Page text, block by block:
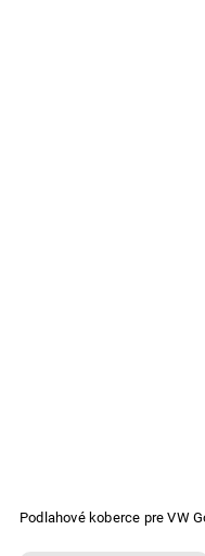
Podlahové koberce pre VW